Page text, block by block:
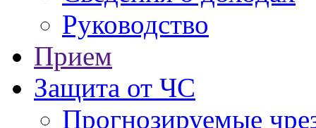
Руководство
Прием
Защита от ЧС
Прогнозируемые